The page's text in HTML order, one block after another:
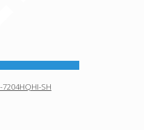
7204HQHI-SH